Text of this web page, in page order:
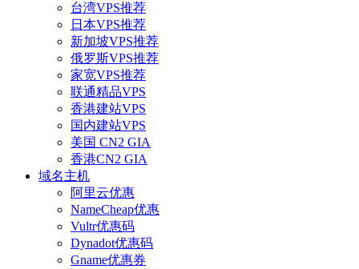
台湾VPS推荐
日本VPS推荐
新加坡VPS推荐
俄罗斯VPS推荐
家宽VPS推荐
联通精品VPS
香港建站VPS
国内建站VPS
美国 CN2 GIA
香港CN2 GIA
域名主机
阿里云优惠
NameCheap优惠
Vultr优惠码
Dynadot优惠码
Gname优惠券